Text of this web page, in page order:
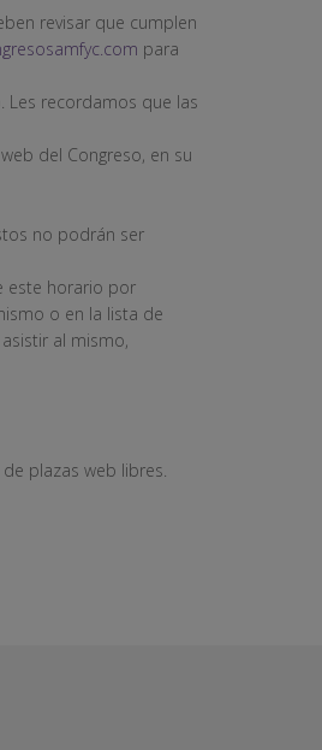
revisar que cumplen
para
recordamos que las
del Congreso, en su
no podrán ser
este horario por
o en la lista de
al mismo,
plazas web libres.